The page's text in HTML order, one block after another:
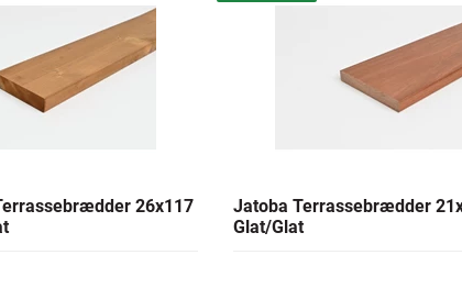
26x117
Jatoba Terrassebrædder
Glat/Glat